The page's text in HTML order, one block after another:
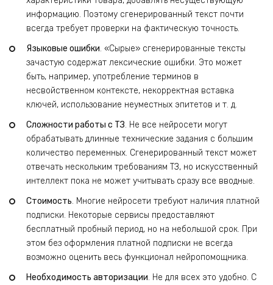
информацию. Поэтому сгенерированный текст почти
всегда требует проверки на фактическую точность.
Языковые ошибки. «Сырые» сгенерированные тексты
зачастую содержат лексические ошибки. Это может
быть, например, употребление терминов в
несвойственном контексте, некорректная вставка
ключей, использование неуместных эпитетов и т. д.
Сложности работы с ТЗ. Не все нейросети могут
обрабатывать длинные технические задания с большим
количество переменных. Сгенерированный текст может
отвечать нескольким требованиям ТЗ, но искусственный
интеллект пока не может учитывать сразу все вводные.
Стоимость. Многие нейросети требуют наличия платной
подписки. Некоторые сервисы предоставляют
бесплатный пробный период, но на небольшой срок. При
этом без оформления платной подписки не всегда
возможно оценить весь функционал нейропомощника.
Необходимость авторизации. Не для всех это удобно. С